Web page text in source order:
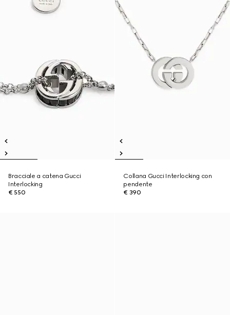
Bracciale a catena Gucci
Interlocking
€ 550
Collana Gucci Interlocking con
pendente
€ 390